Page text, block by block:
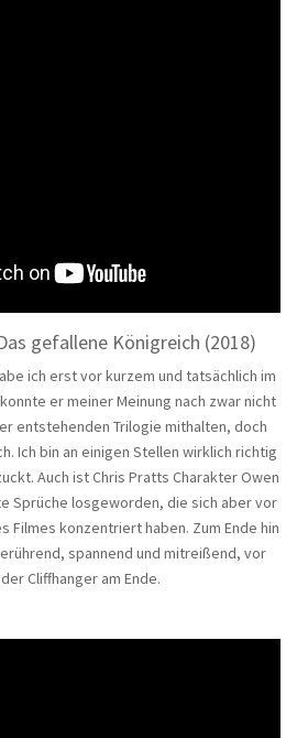
gefallene Königreich (2018)
ich erst vor kurzem und tatsächlich im
er meiner Meinung nach zwar nicht
entstehenden Trilogie mithalten, doch
Ich bin an einigen Stellen wirklich richtig
Auch ist Chris Pratts Charakter Owen
Sprüche losgeworden, die sich aber vor
Filmes konzentriert haben. Zum Ende hin
spannend und mitreißend, vor
Cliffhanger am Ende.